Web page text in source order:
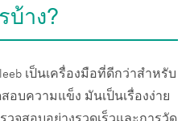
บ้าง?
เป็นเครื่องมือที่ดีกว่าสำหรับ
อบความแข็ง มันเป็นเรื่องง่าย